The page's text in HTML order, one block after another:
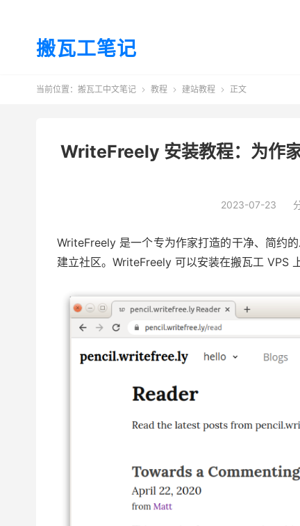
搬瓦工笔记
当前位置： 搬瓦工中文笔记  教程  建站教程  正文
WriteFreely 安装教程：为作
2023-07-23
WriteFreely 是一个专为作家打造的干净、简约
建立社区。WriteFreely 可以安装在搬瓦工 VPS